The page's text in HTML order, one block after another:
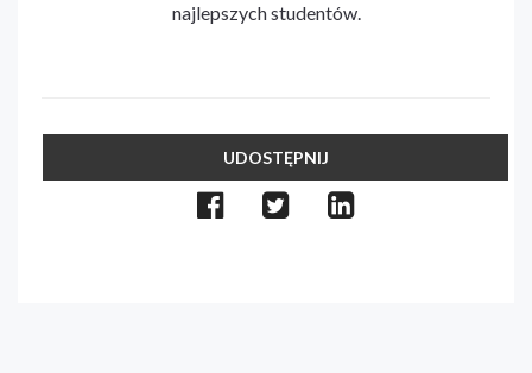
najlepszych studentów.
UDOSTĘPNIJ